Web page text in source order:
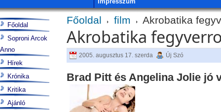
Főoldal film Akrobatika
Akrobatika
2005. augusztus 17. szerda Új Szó
Brad Pitt és Angelina Jolie jó
Főoldal
Soproni Arcok
Anno
Hírek
Krónika
Kritika
Ajánló